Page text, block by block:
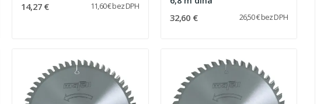
14,27 € 11,60 € bez DPH
32,60 € 26,50 € bez DPH